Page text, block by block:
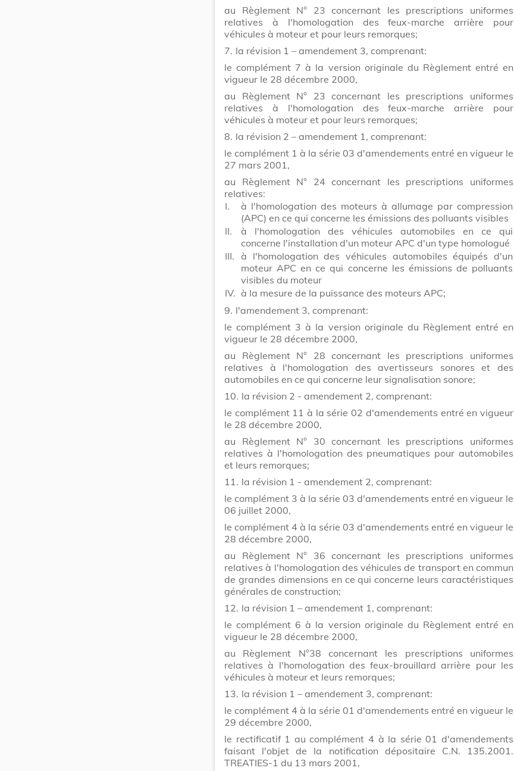
au Règlement N° 23 concernant les prescriptions uniformes
relatives à l'homologation des feux-marche arrière pour
véhicules à moteur et pour leurs remorques;
7. la révision 1 – amendement 3, comprenant:
le complément 7 à la version originale du Règlement entré en
vigueur le 28 décembre 2000,
au Règlement N° 23 concernant les prescriptions uniformes
relatives à l'homologation des feux-marche arrière pour
véhicules à moteur et pour leurs remorques;
8. la révision 2 – amendement 1, comprenant:
le complément 1 à la série 03 d'amendements entré en vigueur le
27 mars 2001,
au Règlement N° 24 concernant les prescriptions uniformes
relatives:
I.
à l'homologation des moteurs à allumage par compression
(APC) en ce qui concerne les émissions des polluants visibles
II.
à l'homologation des véhicules automobiles en ce qui
concerne l'installation d'un moteur APC d'un type homologué
III. à l'homologation des véhicules automobiles équipés d'un
moteur APC en ce qui concerne les émissions de polluants
visibles du moteur
IV. à la mesure de la puissance des moteurs APC;
9. l'amendement 3, comprenant:
le complément 3 à la version originale du Règlement entré en
vigueur le 28 décembre 2000,
au Règlement N° 28 concernant les prescriptions uniformes
relatives à l'homologation des avertisseurs sonores et des
automobiles en ce qui concerne leur signalisation sonore;
10. la révision 2 - amendement 2, comprenant:
le complément 11 à la série 02 d'amendements entré en vigueur
le 28 décembre 2000,
au Règlement N° 30 concernant les prescriptions uniformes
relatives à l'homologation des pneumatiques pour automobiles
et leurs remorques;
11. la révision 1 - amendement 2, comprenant:
le complément 3 à la série 03 d'amendements entré en vigueur le
06 juillet 2000,
le complément 4 à la série 03 d'amendements entré en vigueur le
28 décembre 2000,
au Règlement N° 36 concernant les prescriptions uniformes
relatives à l'homologation des véhicules de transport en commun
de grandes dimensions en ce qui concerne leurs caractéristiques
générales de construction;
12. la révision 1 – amendement 1, comprenant:
le complément 6 à la version originale du Règlement entré en
vigueur le 28 décembre 2000,
au Règlement N°38 concernant les prescriptions uniformes
relatives à l'homologation des feux-brouillard arrière pour les
véhicules à moteur et leurs remorques;
13. la révision 1 – amendement 3, comprenant:
le complément 4 à la série 01 d'amendements entré en vigueur le
29 décembre 2000,
le rectificatif 1 au complément 4 à la série 01 d'amendements
faisant l'objet de la notification dépositaire C.N. 135.2001.
TREATIES-1 du 13 mars 2001,